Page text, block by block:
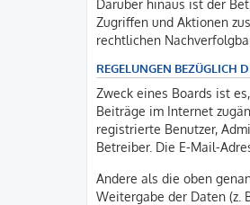
Darüber hinaus ist der
Zugriffen und Aktionen
rechtlichen
REGELUNGEN BEZÜGLICH
Zweck eines Boards ist
Beiträge im Internet
registrierte Benutzer,
Betreiber. Die E-Mail-
Andere als die oben
Weitergabe der Daten (z.